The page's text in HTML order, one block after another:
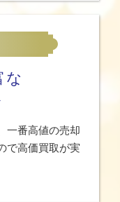
な
一番高値の売却
で高価買取が実